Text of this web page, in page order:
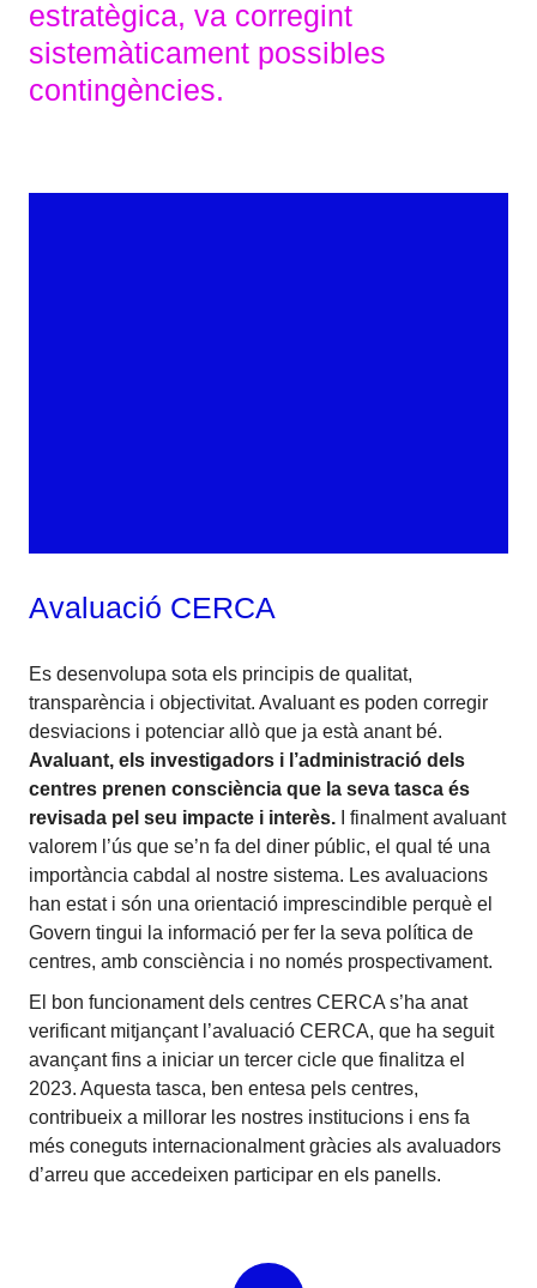
estratègica, va corregint
sistemàticament possibles
contingències.
Avaluació CERCA
Es desenvolupa sota els principis de qualitat,
transparència i objectivitat. Avaluant es poden corregir
desviacions i potenciar allò que ja està anant bé.
Avaluant, els investigadors i l’administració dels
centres prenen consciència que la seva tasca és
revisada pel seu impacte i interès. I finalment avaluant
valorem l’ús que se’n fa del diner públic, el qual té una
importància cabdal al nostre sistema. Les avaluacions
han estat i són una orientació imprescindible perquè el
Govern tingui la informació per fer la seva política de
centres, amb consciència i no només prospectivament.
El bon funcionament dels centres CERCA s’ha anat
verificant mitjançant l’avaluació CERCA, que ha seguit
avançant fins a iniciar un tercer cicle que finalitza el
2023. Aquesta tasca, ben entesa pels centres,
contribueix a millorar les nostres institucions i ens fa
més coneguts internacionalment gràcies als avaluadors
d’arreu que accedeixen participar en els panells.